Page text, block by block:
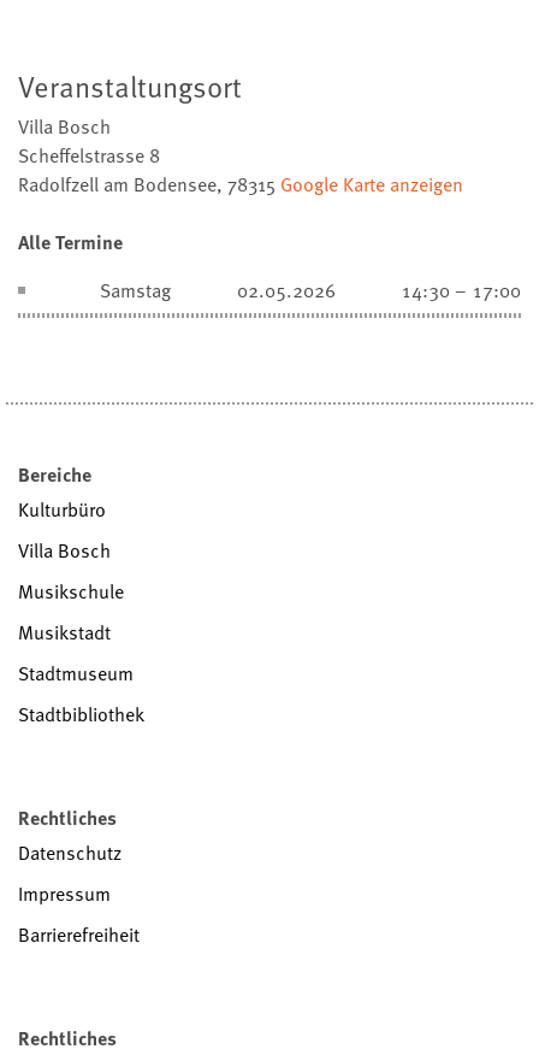
Veranstaltungsort
Villa Bosch
Scheffelstrasse 8
Radolfzell am Bodensee, 78315 Google Karte anzeigen
Alle Termine
Samstag
02.05.2026 14:30 – 17:00
Bereiche
Kulturbüro
Villa Bosch
Musikschule
Musikstadt
Stadtmuseum
Stadtbibliothek
Rechtliches
Datenschutz
Impressum
Barrierefreiheit
Rechtliches